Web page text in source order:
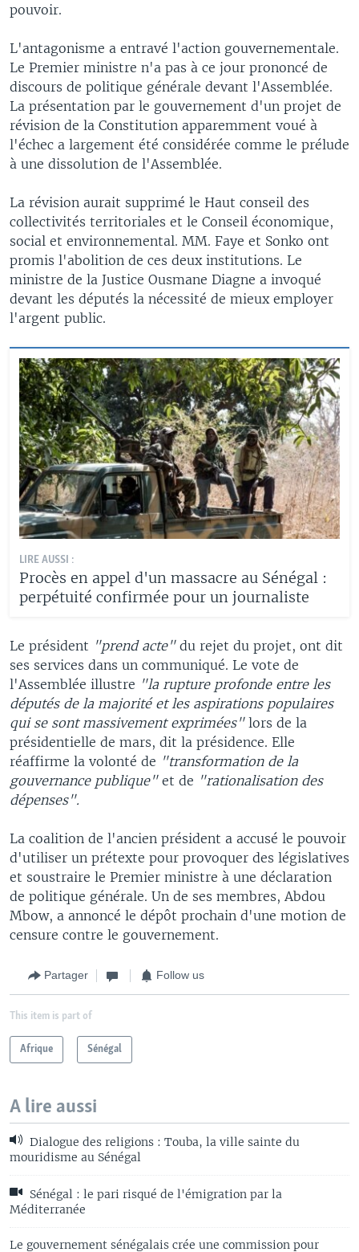
pouvoir.
L'antagonisme a entravé l'action gouvernementale.
Le Premier ministre n'a pas à ce jour prononcé de
discours de politique générale devant l'Assemblée.
La présentation par le gouvernement d'un projet de
révision de la Constitution apparemment voué à
l'échec a largement été considérée comme le prélude
à une dissolution de l'Assemblée.
La révision aurait supprimé le Haut conseil des
collectivités territoriales et le Conseil économique,
social et environnemental. MM. Faye et Sonko ont
promis l'abolition de ces deux institutions. Le
ministre de la Justice Ousmane Diagne a invoqué
devant les députés la nécessité de mieux employer
l'argent public.
LIRE AUSSI :
Procès en appel d'un massacre au Sénégal :
perpétuité confirmée pour un journaliste
Le président "prend acte"du rejet du projet, ont dit
ses services dans un communiqué. Le vote de
l'Assemblée illustre "la rupture profonde entre les
députés de la majorité et les aspirations populaires
qui se sont massivement exprimées"lors de la
présidentielle de mars, dit la présidence. Elle
réaffirme la volonté de "transformation de la
gouvernance publique"et de "rationalisation des
dépenses".
La coalition de l'ancien président a accusé le pouvoir
d'utiliser un prétexte pour provoquer des législatives
et soustraire le Premier ministre à une déclaration
de politique générale. Un de ses membres, Abdou
Mbow, a annoncé le dépôt prochain d'une motion de
censure contre le gouvernement.
Partager Follow us
This item is part of
Afrique Sénégal
A lire aussi
Dialogue des religions : Touba, la ville sainte du
mouridisme au Sénégal
Sénégal : le pari risqué de l'émigration par la
Méditerranée
Le gouvernement sénégalais crée une commission pour